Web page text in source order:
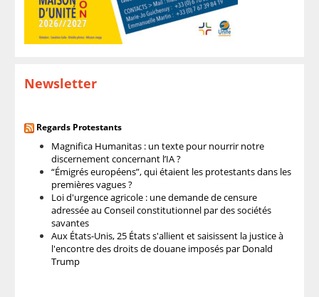
Newsletter
Regards Protestants
Magnifica Humanitas : un texte pour nourrir notre
discernement concernant l’IA ?
“Émigrés européens”, qui étaient les protestants dans les
premières vagues ?
Loi d'urgence agricole : une demande de censure
adressée au Conseil constitutionnel par des sociétés
savantes
Aux États-Unis, 25 États s'allient et saisissent la justice à
l'encontre des droits de douane imposés par Donald
Trump